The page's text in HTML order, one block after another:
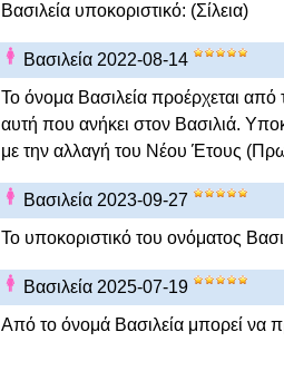
Βασιλεία υποκοριστικό: (Σίλεια)
Βασιλεία 2022-08-14
Το όνομα Βασιλεία προέρχεται από
αυτή που ανήκει στον Βασιλιά.
με την αλλαγή του Νέου Έτους
Βασιλεία 2023-09-27
Το υποκοριστικό του ονόματος
Βασιλεία 2025-07-19
Από το όνομά Βασιλεία μπορεί να